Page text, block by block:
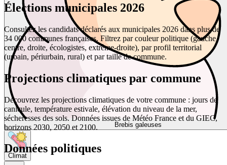
Brebis galeuses
Climat
Élections municipales 2026
Consultez les candidats déclarés aux municipales 2026 dans plus de
34 000 communes françaises. Filtrez par couleur politique (gauche,
centre, droite, écologistes, extrême-droite), par profil territorial
(urbain, périurbain, rural) et par taille de commune.
Projections climatiques par commune
Découvrez les projections climatiques de votre commune : jours de
canicule, température estivale, élévation du niveau de la mer,
sécheresses des sols. Données issues de Météo France et du GIEC,
horizons 2030, 2050 et 2100.
Données politiques